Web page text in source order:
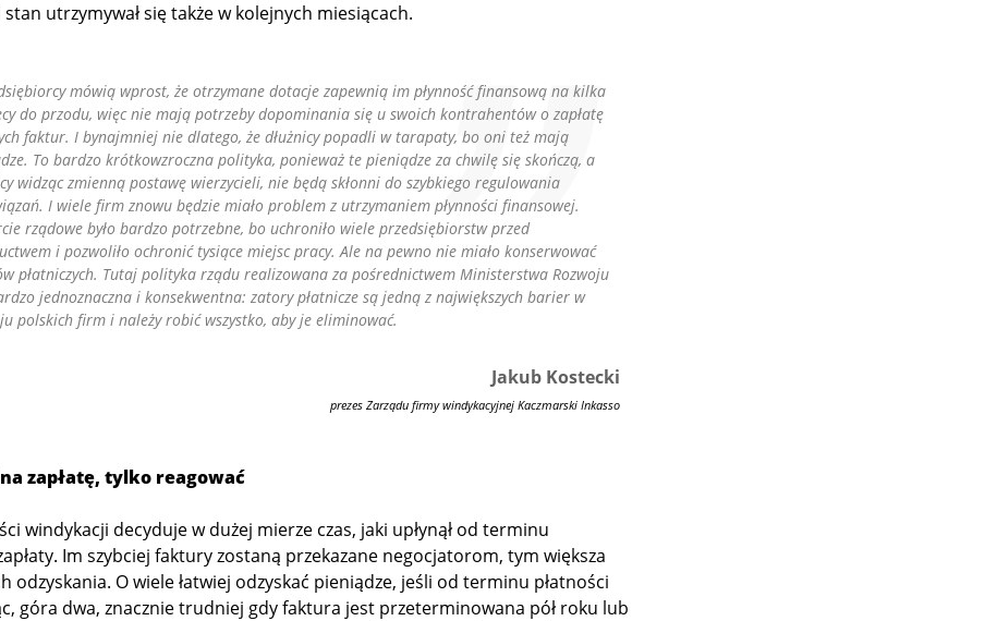
utrzymywał się także w kolejnych miesiącach.
mówią wprost, że otrzymane dotacje zapewnią im płynność finansową na kilka
do przodu, więc nie mają potrzeby dopominania się u swoich kontrahentów o zapłatę
faktur. I bynajmniej nie dlatego, że dłużnicy popadli w tarapaty, bo oni też mają
To bardzo krótkowzroczna polityka, ponieważ te pieniądze za chwilę się skończą, a
widząc zmienną postawę wierzycieli, nie będą skłonni do szybkiego regulowania
I wiele firm znowu będzie miało problem z utrzymaniem płynności finansowej.
rządowe było bardzo potrzebne, bo uchroniło wiele przedsiębiorstw przed
i pozwoliło ochronić tysiące miejsc pracy. Ale na pewno nie miało konserwować
płatniczych. Tutaj polityka rządu realizowana za pośrednictwem Ministerstwa Rozwoju
jednoznaczna i konsekwentna: zatory płatnicze są jedną z największych barier w
polskich firm i należy robić wszystko, aby je eliminować.
Jakub Kostecki
prezes Zarządu firmy windykacyjnej Kaczmarski Inkasso
zapłatę, tylko reagować
windykacji decyduje w dużej mierze czas, jaki upłynął od terminu
Im szybciej faktury zostaną przekazane negocjatorom, tym większa
odzyskania. O wiele łatwiej odzyskać pieniądze, jeśli od terminu płatności
góra dwa, znacznie trudniej gdy faktura jest przeterminowana pół roku lub